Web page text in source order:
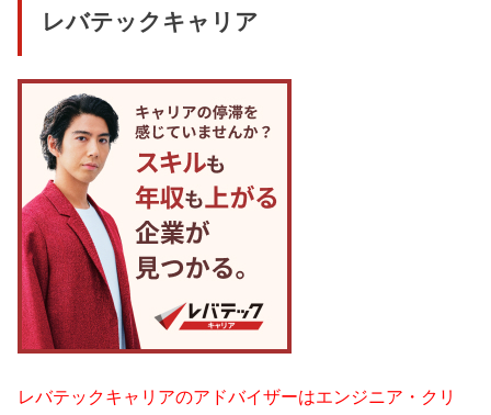
レバテックキャリア
レバテックキャリアのアドバイザーはエンジニア・クリ